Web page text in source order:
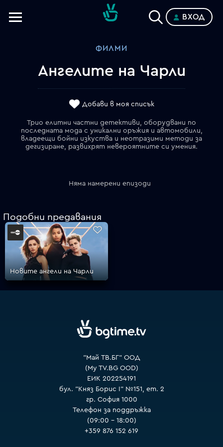
VOYO
ВХОД
ФИЛМИ
Ангелите на Чарли
Добави в моя списък
Трио елитни частни детективи, оборудвани по
последната мода с уникални оръжия и автомобили,
владеещи бойни изкуства и неотразими методи за
дегизиране, развихрят невероятните си умения.
Няма намерени епизоди
Подобни предавания
Новите ангели на Чарли
"Май ТВ.БГ" ООД
(My TV.BG OOD)
ЕИК 202254191
бул. "Княз Борис I" №151, ет. 2
гр. София 1000
Телефон за поддръжка
(09:00 – 18:00)
+359 876 152 619